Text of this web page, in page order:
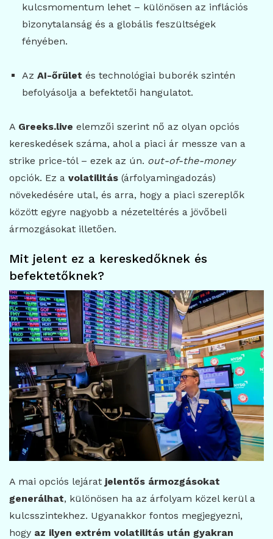
kulcsmomentum lehet – különösen az inflációs
bizonytalanság és a globális feszültségek
fényében.
Az AI-őrület és technológiai buborék szintén
befolyásolja a befektetői hangulatot.
A Greeks.live elemzői szerint nő az olyan opciós
kereskedések száma, ahol a piaci ár messze van a
strike price-tól – ezek az ún. out-of-the-money
opciók. Ez a volatilitás (árfolyamingadozás)
növekedésére utal, és arra, hogy a piaci szereplők
között egyre nagyobb a nézeteltérés a jövőbeli
ármozgásokat illetően.
Mit jelent ez a kereskedőknek és
befektetőknek?
A mai opciós lejárat jelentős ármozgásokat
generálhat, különösen ha az árfolyam közel kerül a
kulcsszintekhez. Ugyanakkor fontos megjegyezni,
hogy az ilyen extrém volatilitás után gyakran